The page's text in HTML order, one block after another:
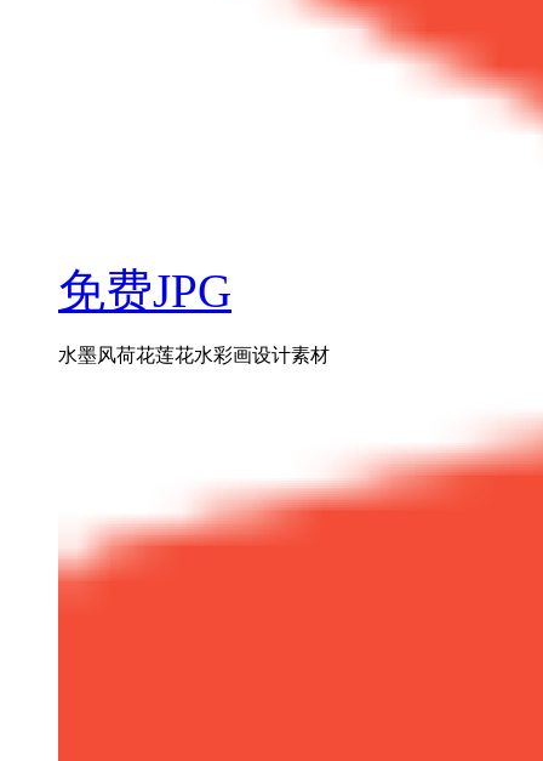
免费JPG
水墨风荷花莲花水彩画设计素材